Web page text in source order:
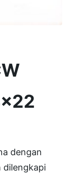
dengan
dilengkapi